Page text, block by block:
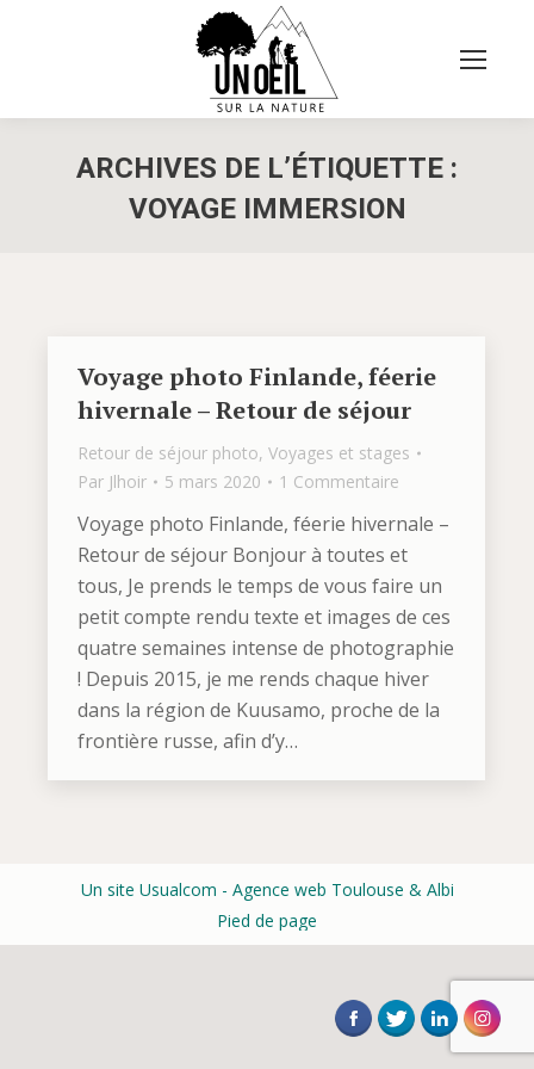
ARCHIVES DE L’ÉTIQUETTE :
VOYAGE IMMERSION
Voyage photo Finlande, féerie
hivernale – Retour de séjour
Retour de séjour photo, Voyages et stages
Par Jlhoir 5 mars 2020 1 Commentaire
Voyage photo Finlande, féerie hivernale –
Retour de séjour Bonjour à toutes et
tous, Je prends le temps de vous faire un
petit compte rendu texte et images de ces
quatre semaines intense de photographie
! Depuis 2015, je me rends chaque hiver
dans la région de Kuusamo, proche de la
frontière russe, afin d’y…
Un site Usualcom - Agence web Toulouse & Albi
Pied de page